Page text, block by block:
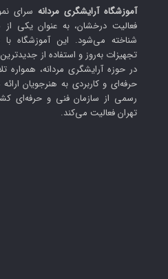
آموزشگاه آرایشگری مردانه سرای
فعالیت درخشان، به عنوان یکی از
شناخته می‌شود. این آموزشگاه با
تجهیزات به‌روز و استفاده از
در حوزه آرایشگری مردانه،
حرفه‌ای و کاربردی به هنرجویان
رسمی از سازمان فنی و حرفه‌ای
تهران فعالیت می‌کند.